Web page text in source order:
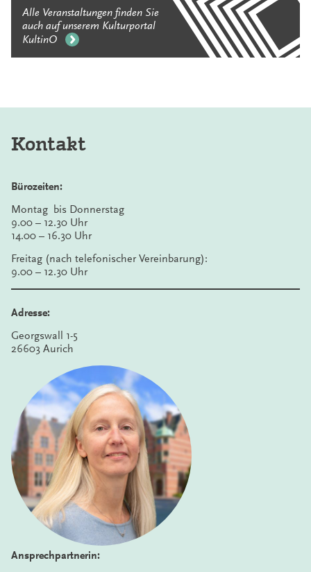
Alle Veranstaltungen finden Sie
auch auf unserem Kulturportal
KultinO
Kontakt
Bürozeiten:
Montag bis Donnerstag
9.00 – 12.30 Uhr
14.00 – 16.30 Uhr
Freitag (nach telefonischer Vereinbarung):
9.00 – 12.30 Uhr
Adresse:
Georgswall 1-5
26603 Aurich
Ansprechpartnerin: